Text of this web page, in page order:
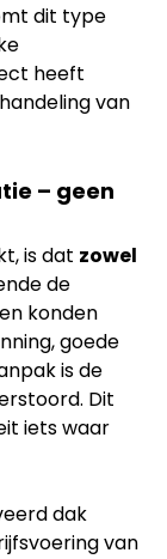
dit type
heeft
van
– geen
is dat zowel
de
konden
goede
is de
Dit
iets waar
dak
van